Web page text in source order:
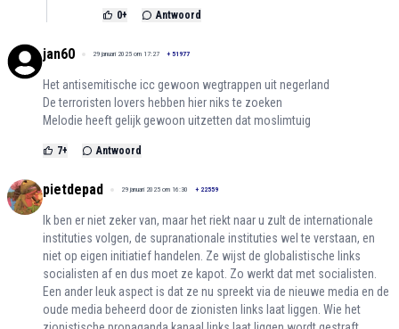
0+ Antwoord
jan60 29 januari 2025 om 17:27 + 51977
Het antisemitische icc gewoon wegtrappen uit negerland
De terroristen lovers hebben hier niks te zoeken
Melodie heeft gelijk gewoon uitzetten dat moslimtuig
7+ Antwoord
pietdepad 29 januari 2025 om 16:30 + 22559
Ik ben er niet zeker van, maar het riekt naar u zult de internationale
instituties volgen, de supranationale instituties wel te verstaan, en
niet op eigen initiatief handelen. Ze wijst de globalistische links
socialisten af en dus moet ze kapot. Zo werkt dat met socialisten.
Een ander leuk aspect is dat ze nu spreekt via de nieuwe media en de
oude media beheerd door de zionisten links laat liggen. Wie het